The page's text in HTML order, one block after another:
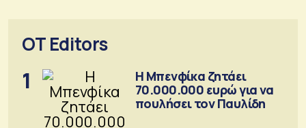
OT Editors
1
Η Μπενφίκα ζητάει
70.000.000 ευρώ για να
πουλήσει τον Παυλίδη